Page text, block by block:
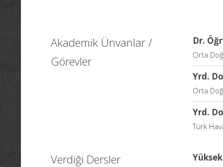
Akademik Ünvanlar /
Görevler
Dr.
Orta
Yrd.
Orta
Yrd.
Türk
Verdiği Dersler